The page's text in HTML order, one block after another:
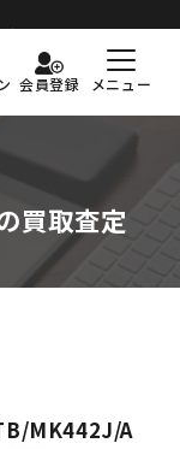
新日：2026年8月7日
会員登録 メニュー
買取査定
MK442J/A